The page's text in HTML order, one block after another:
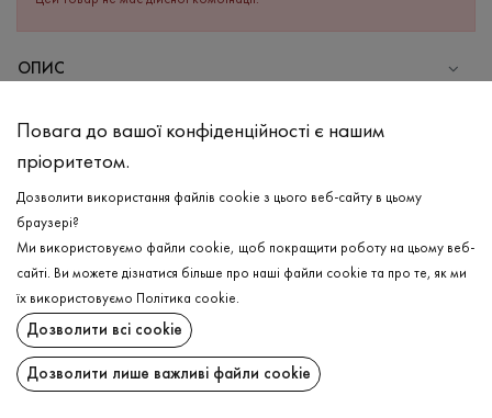
ОПИС
фасону з широким рукавом та зі cпущеною лінією
плеча.Футболка з оздоблювальними строками по нижніх зрізах
та по шву пришивання горловини. Завдяки 100% бавовняному
складу, носити футболку дуже комфортно та зручно, адже в
будь-яку погоду відчувається легкість.
Бавовна - 100%
ДОГЛЯД
Прання в теплій воді (до 40°С)
ДОСТАВКА
ПОВЕРНЕННЯ
Повага до вашої конфіденційності є нашим
пріоритетом.
Дозволити використання файлів cookie з цього веб-сайту в цьому
браузері?
Ми використовуємо файли cookie, щоб покращити роботу на цьому веб-
сайті. Ви можете дізнатися більше про наші файли cookie та про те, як ми
їх використовуємо
Політика cookie.
Дозволити всі cookie
Дозволити лише важливі файли cookie